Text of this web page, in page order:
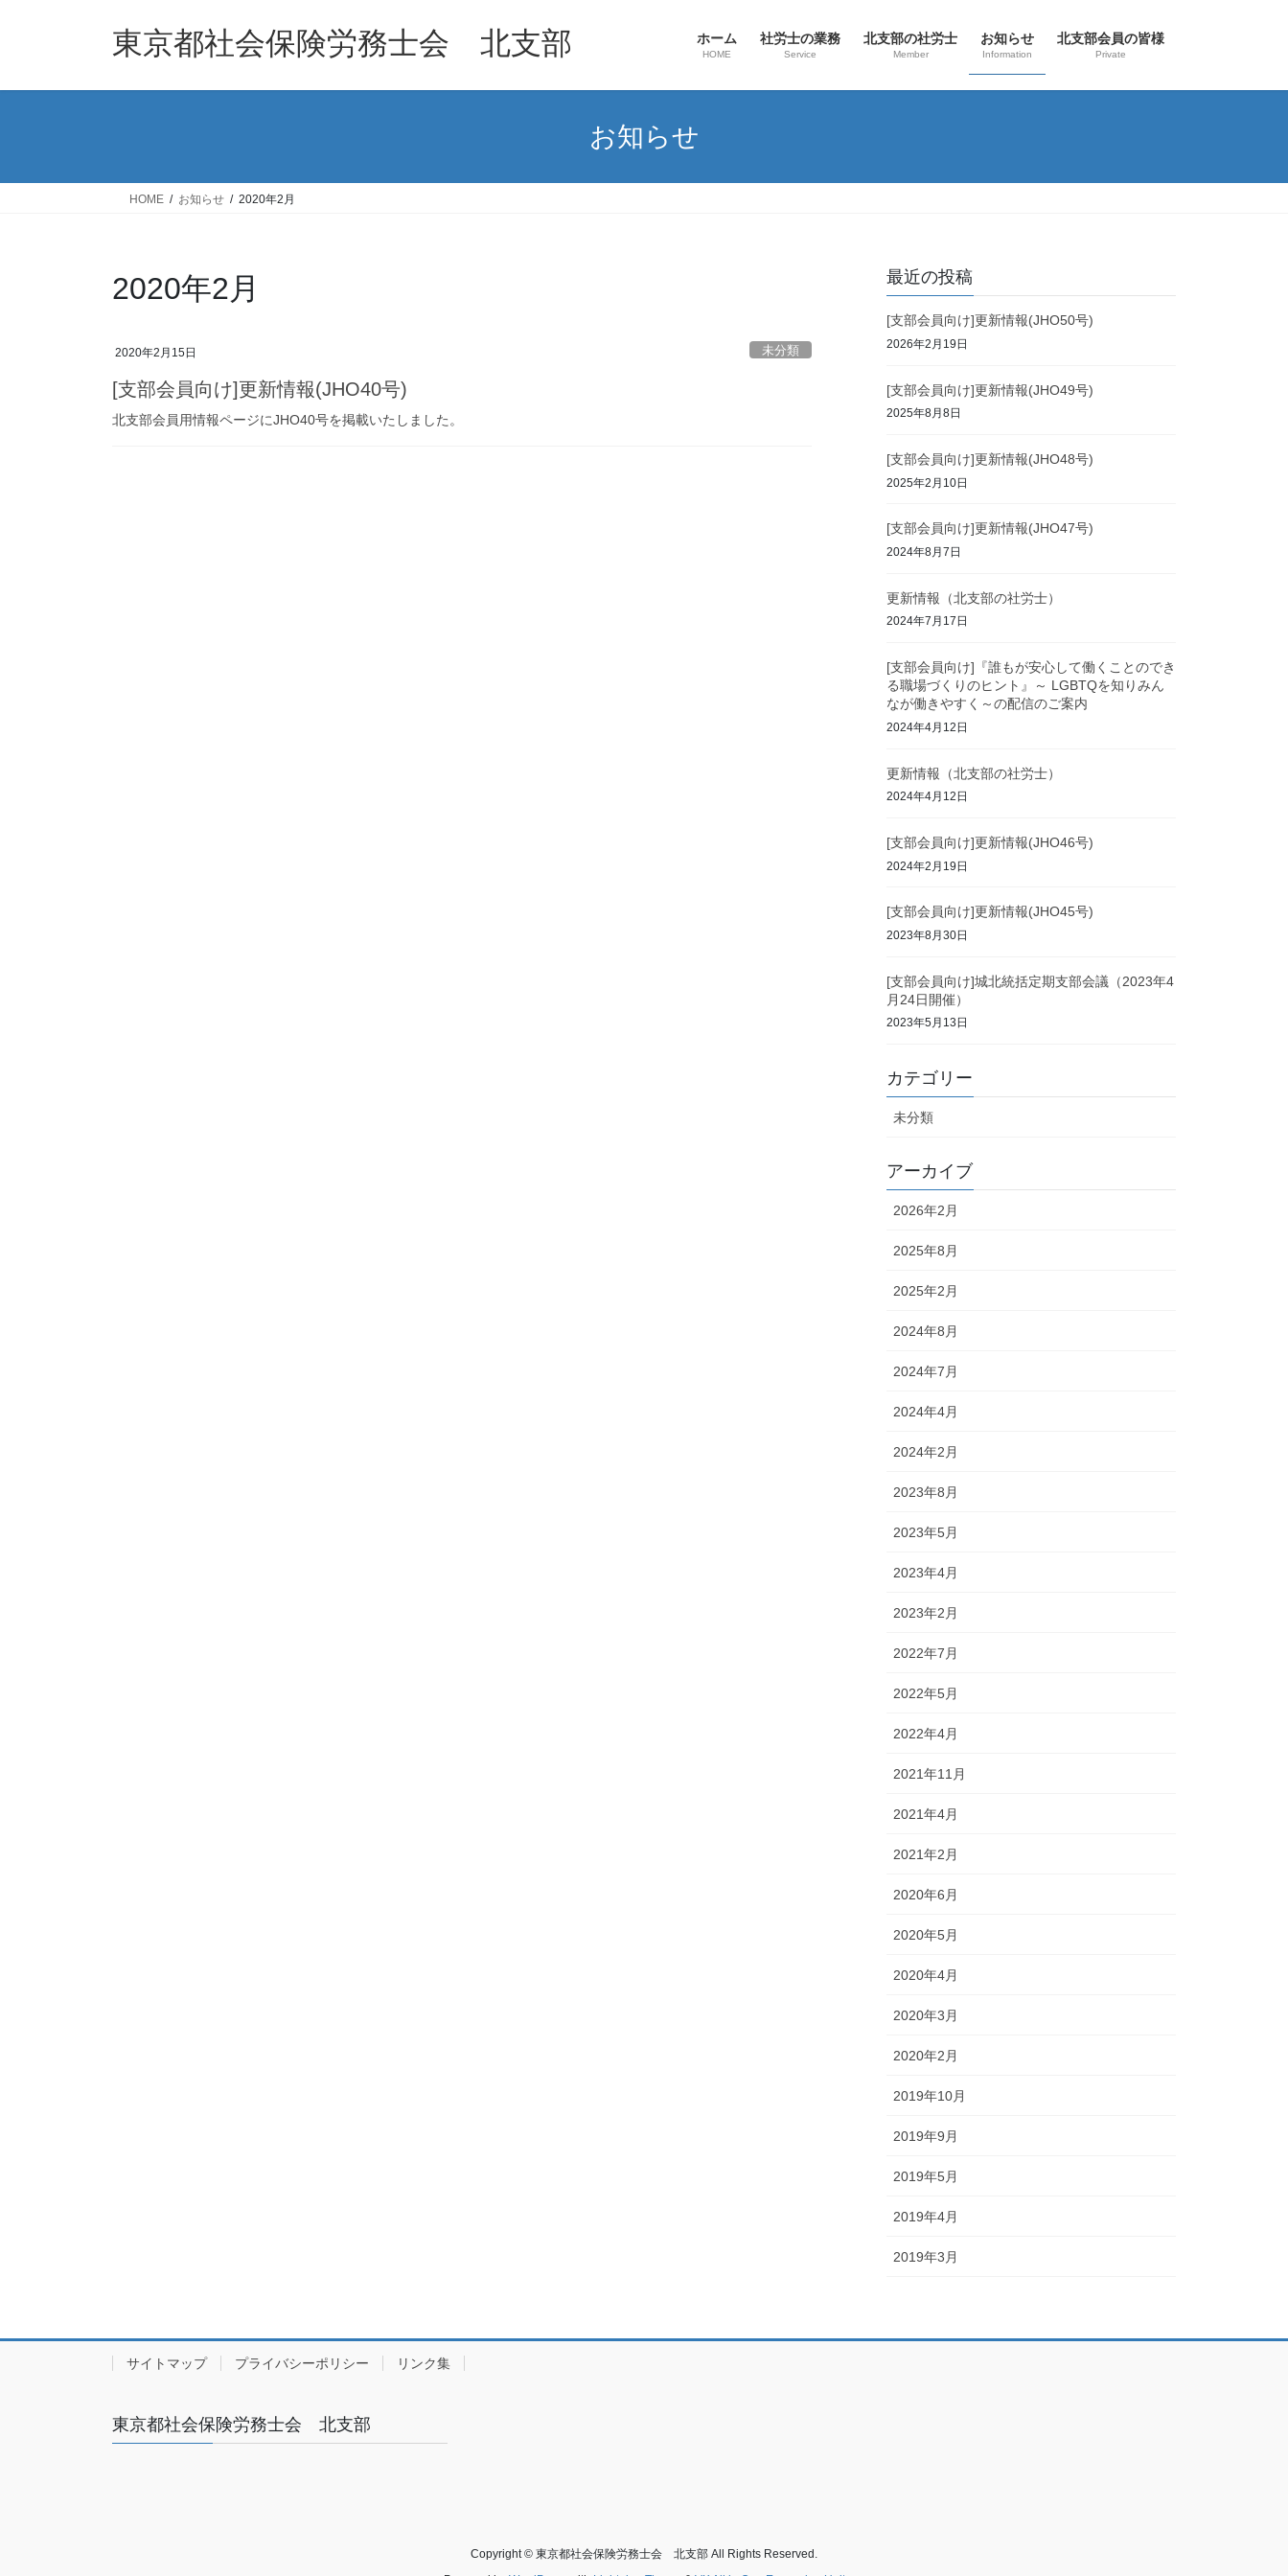
東京都社会保険労務士会 北支部 ホーム
HOME
社労士の業務
Service
北支部の社労士
Member
お知らせ
Information
北支部会員の皆様
Private
お知らせ
HOME お知らせ 2020年2月
2020年2月
2020年2月15日 未分類
[支部会員向け]更新情報(JHO40号)
北支部会員用情報ページにJHO40号を掲載いたしました。
最近の投稿
[支部会員向け]更新情報(JHO50号)
2026年2月19日
[支部会員向け]更新情報(JHO49号)
2025年8月8日
[支部会員向け]更新情報(JHO48号)
2025年2月10日
[支部会員向け]更新情報(JHO47号)
2024年8月7日
更新情報（北支部の社労士）
2024年7月17日
[支部会員向け]『誰もが安心して働くことのでき
る職場づくりのヒント』～ LGBTQを知りみん
なが働きやすく～の配信のご案内
2024年4月12日
更新情報（北支部の社労士）
2024年4月12日
[支部会員向け]更新情報(JHO46号)
2024年2月19日
[支部会員向け]更新情報(JHO45号)
2023年8月30日
[支部会員向け]城北統括定期支部会議（2023年4
月24日開催）
2023年5月13日
カテゴリー
未分類
アーカイブ
2026年2月
2025年8月
2025年2月
2024年8月
2024年7月
2024年4月
2024年2月
2023年8月
2023年5月
2023年4月
2023年2月
2022年7月
2022年5月
2022年4月
2021年11月
2021年4月
2021年2月
2020年6月
2020年5月
2020年4月
2020年3月
2020年2月
2019年10月
2019年9月
2019年5月
2019年4月
2019年3月
サイトマップ プライバシーポリシー リンク集
東京都社会保険労務士会 北支部
Copyright © 東京都社会保険労務士会 北支部 All Rights Reserved.